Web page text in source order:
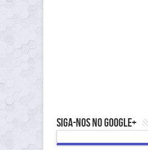
Siga-nos no Google+